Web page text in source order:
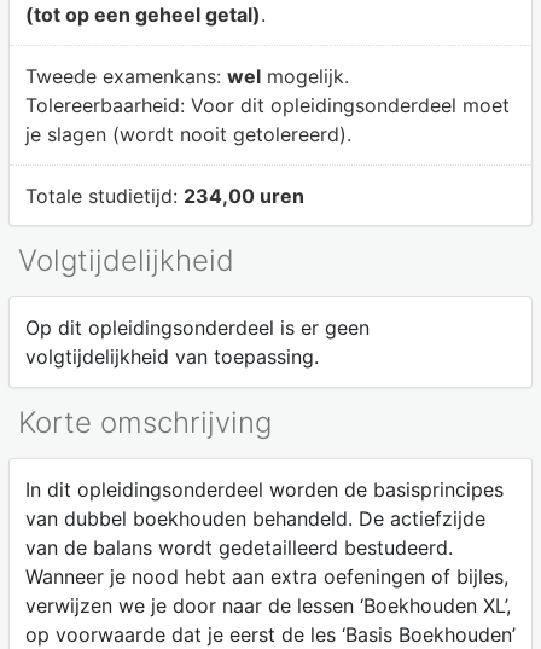
(tot op een geheel getal).
Tweede examenkans: welmogelijk.
Tolereerbaarheid: Voor dit opleidingsonderdeel moet
je slagen (wordt nooit getolereerd).
Totale studietijd: 234,00 uren
Volgtijdelijkheid
Op dit opleidingsonderdeel is er geen
volgtijdelijkheid van toepassing.
Korte omschrijving
In dit opleidingsonderdeel worden de basisprincipes
van dubbel boekhouden behandeld. De actiefzijde
van de balans wordt gedetailleerd bestudeerd.
Wanneer je nood hebt aan extra oefeningen of bijles,
verwijzen we je door naar de lessen ‘Boekhouden XL’,
op voorwaarde dat je eerst de les ‘Basis Boekhouden’